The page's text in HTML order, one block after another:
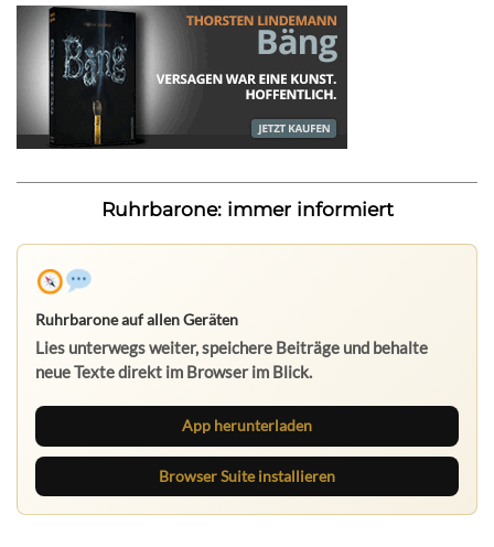
Ruhrbarone: immer informiert
Ruhrbarone auf allen Geräten
Lies unterwegs weiter, speichere Beiträge und behalte
neue Texte direkt im Browser im Blick.
App herunterladen
Browser Suite installieren